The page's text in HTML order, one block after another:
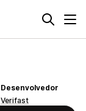
Desenvolvedor
Verifast